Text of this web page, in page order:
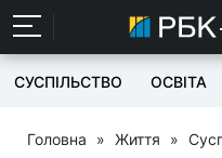
СУСПІЛЬСТВО ОСВІТА
Головна » Життя »